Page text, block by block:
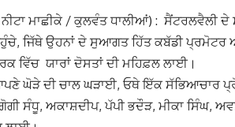
ਮਾਛੀਕੇ / ਕੁਲਵੰਤ ਧਾਲੀਆਂ) : ਸੈਂਟਰਲਵੈਲੀ
ਜਿੱਥੇ ਉਹਨਾਂ ਦੇ ਸੁਆਗਤ ਹਿੱਤ ਕਬੱਡੀ ਪ੍ਰਮੋਟਰ
ਵਿੱਚ ਯਾਰਾਂ ਦੋਸਤਾਂ ਦੀ ਮਹਿਫ਼ਲ ਲਾਈ।
ਘੋੜੇ ਦੀ ਚਾਲ ਘੜਾਈ, ਓਥੇ ਇੱਕ ਸੱਭਿਆਚਾਰ
ਸੰਧੂ, ਅਕਾਸ਼ਦੀਪ, ਪੱਪੀ ਭਦੌੜ, ਮੀਕਾ ਸਿੰਘ,